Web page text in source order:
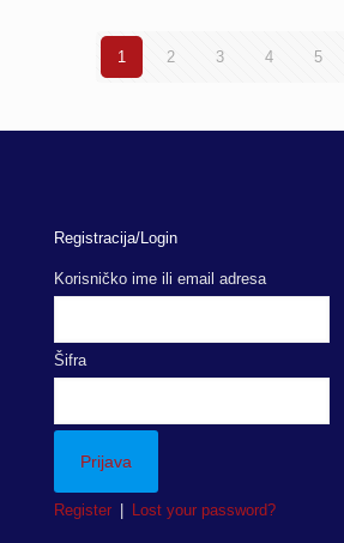
1 2 3 4 5
Registracija/Login
Korisničko ime ili email adresa
Šifra
Register | Lost your password?